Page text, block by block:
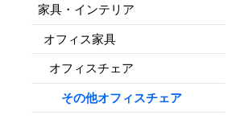
家具・インテリア
オフィス家具
オフィスチェア
その他オフィスチェア